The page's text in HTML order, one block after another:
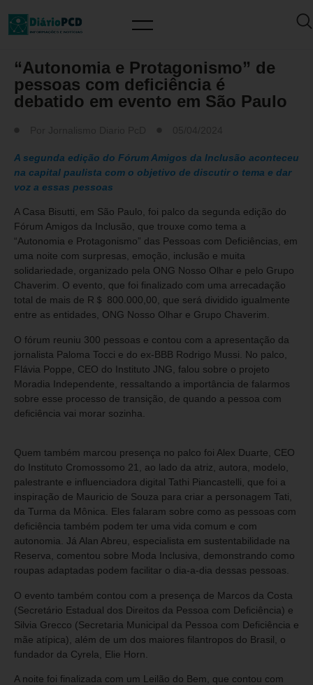
“Autonomia e Protagonismo” de
pessoas com deficiência é
debatido em evento em São Paulo
A segunda edição do Fórum Amigos da Inclusão aconteceu
na capital paulista com o objetivo de discutir o tema e dar
voz a essas pessoas
A Casa Bisutti, em São Paulo, foi palco da segunda edição do
Fórum Amigos da Inclusão, que trouxe como tema a
“Autonomia e Protagonismo” das Pessoas com Deficiências, em
uma noite com surpresas, emoção, inclusão e muita
solidariedade, organizado pela ONG Nosso Olhar e pelo Grupo
Chaverim. O evento, que foi finalizado com uma arrecadação
total de mais de R＄ 800.000,00, que será dividido igualmente
entre as entidades, ONG Nosso Olhar e Grupo Chaverim.
O fórum reuniu 300 pessoas e contou com a apresentação da
jornalista Paloma Tocci e do ex-BBB Rodrigo Mussi. No palco,
Flávia Poppe, CEO do Instituto JNG, falou sobre o projeto
Moradia Independente, ressaltando a importância de falarmos
sobre esse processo de transição, de quando a pessoa com
deficiência vai morar sozinha.
Quem também marcou presença no palco foi Alex Duarte, CEO
do Instituto Cromossomo 21, ao lado da atriz, autora, modelo,
palestrante e influenciadora digital Tathi Piancastelli, que foi a
inspiração de Mauricio de Souza para criar a personagem Tati,
da Turma da Mônica. Eles falaram sobre como as pessoas com
deficiência também podem ter uma vida comum e com
autonomia. Já Alan Abreu, especialista em sustentabilidade na
Reserva, comentou sobre Moda Inclusiva, demonstrando como
roupas adaptadas podem facilitar o dia-a-dia dessas pessoas.
O evento também contou com a presença de Marcos da Costa
(Secretário Estadual dos Direitos da Pessoa com Deficiência) e
Silvia Grecco (Secretaria Municipal da Pessoa com Deficiência e
mãe atípica), além de um dos maiores filantropos do Brasil, o
fundador da Cyrela, Elie Horn.
A noite foi finalizada com um Leilão do Bem, que contou com